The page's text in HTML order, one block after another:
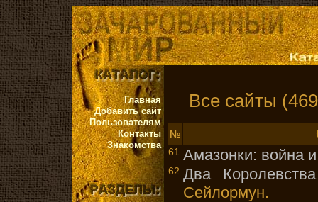
Главная
Добавить сайт
Пользователям
Контакты
Знакомства
Все сайты
№
61. Амазонки: война
62. Два Королевства
Сейлормун.